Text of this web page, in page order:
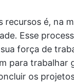
recursos é, na
Esse
força de
para trabalhar
os